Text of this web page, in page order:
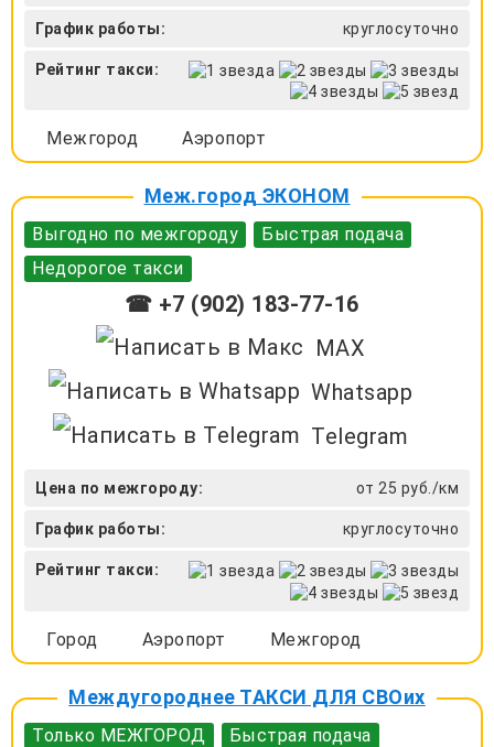
График работы: круглосуточно
Рейтинг такси:
Межгород Аэропорт
Меж.город ЭКОНОМ
Выгодно по межгороду
Быстрая подача
Недорогое такси
☎ +7 (902) 183-77-16
MAX
Whatsapp
Telegram
Цена по межгороду: от 25 руб./км
График работы: круглосуточно
Рейтинг такси:
Город Аэропорт Межгород
Междугороднее ТАКСИ ДЛЯ СВОих
Только МЕЖГОРОД
Быстрая подача